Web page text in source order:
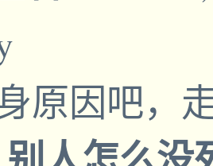
原因吧，